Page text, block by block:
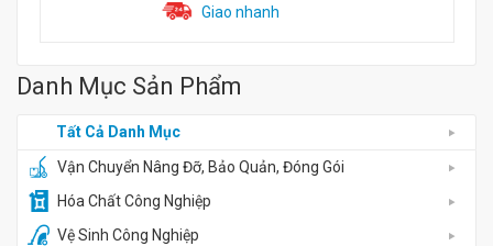
Giao nhanh
Danh Mục Sản Phẩm
Tất Cả Danh Mục
Vận Chuyển Nâng Đỡ, Bảo Quản, Đóng Gói
Hóa Chất Công Nghiệp
Vệ Sinh Công Nghiệp